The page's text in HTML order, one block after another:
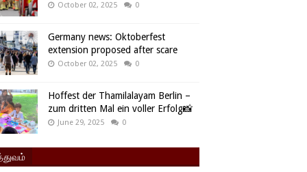
October 02, 2025 0
Germany news: Oktoberfest
extension proposed after scare
October 02, 2025 0
Hoffest der Thamilalayam Berlin –
zum dritten Mal ein voller Erfolg📸
June 29, 2025 0